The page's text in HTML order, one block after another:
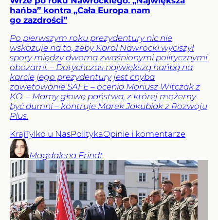
hańba” kontra „Cała Europa nam
go zazdrości”
Po pierwszym roku prezydentury nic nie
wskazuje na to, żeby Karol Nawrocki wyciszył
spory między dwoma zwaśnionymi politycznymi
obozami. – Dotychczas największą hańbą na
karcie jego prezydentury jest chyba
zawetowanie SAFE – ocenia Mariusz Witczak z
KO. – Mamy głowę państwa, z której możemy
być dumni – kontruje Marek Jakubiak z Rozwoju
Plus.
KrajTylko u NasPolitykaOpinie i komentarze
Magdalena Frindt